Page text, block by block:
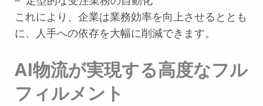
これにより、企業は業務効率を向上させるととも
に、人手への依存を大幅に削減できます。
AI物流が実現する高度なフル
フィルメント